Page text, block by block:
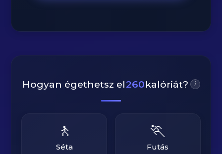
Hogyan égethetsz el260kalóriát? i
🚶
Séta
🏃
Futás